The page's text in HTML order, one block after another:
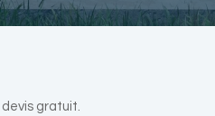
devis gratuit.